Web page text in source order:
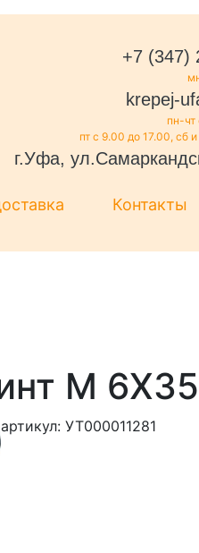
+7 (347)
krepej-
пн-чт
пт с 9.00 до 17.00, сб
г.Уфа,
Контакты
M
артикул: УТ000011281